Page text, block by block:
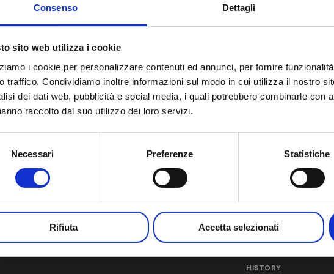
Consenso Dettagli
sito web utilizza i cookie
i cookie per personalizzare contenuti ed annunci, per fornire
traffico. Condividiamo inoltre informazioni sul modo in cui utilizza il nostro
dei dati web, pubblicità e social media, i quali potrebbero combinarle con
raccolto dal suo utilizzo dei loro servizi.
Necessari Preferenze Statistiche
Rifiuta Accetta selezionati
state-of-the-
control in
AM
HISTORY